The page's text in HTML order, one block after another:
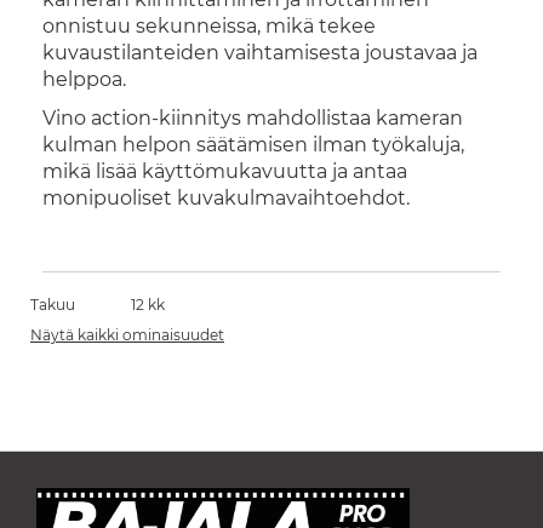
onnistuu sekunneissa, mikä tekee
kuvaustilanteiden vaihtamisesta joustavaa ja
helppoa.
Vino action-kiinnitys mahdollistaa kameran
kulman helpon säätämisen ilman työkaluja,
mikä lisää käyttömukavuutta ja antaa
monipuoliset kuvakulmavaihtoehdot.
Takuu
12 kk
Näytä kaikki ominaisuudet